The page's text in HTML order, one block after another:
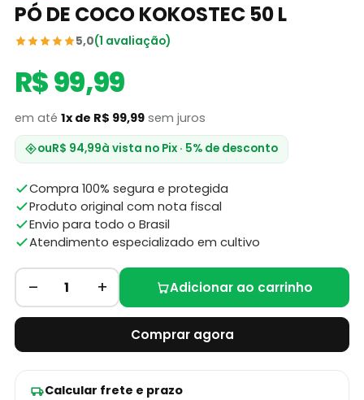
PÓ DE COCO KOKOSTEC 50 L
5,0(1 avaliação)
R$ 99,99
em até 1x de R$ 99,99sem juros
ouR$ 94,99à vista no Pix · 5% de desconto
Compra 100% segura e protegida
Produto original com nota fiscal
Envio para todo o Brasil
Atendimento especializado em cultivo
– 1 + Adicionar ao carrinho
Comprar agora
Calcular frete e prazo